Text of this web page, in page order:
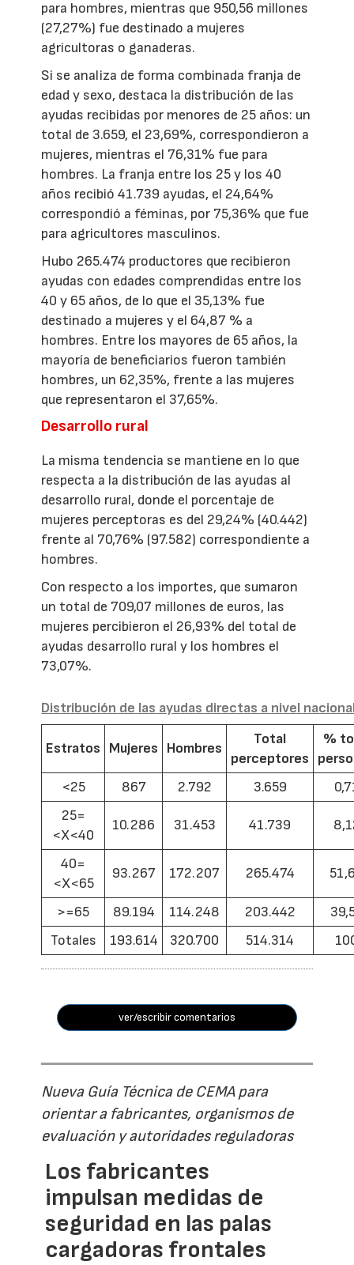
para hombres, mientras que 950,56 millones
(27,27%) fue destinado a mujeres
agricultoras o ganaderas.
Si se analiza de forma combinada franja de
edad y sexo, destaca la distribución de las
ayudas recibidas por menores de 25 años: un
total de 3.659, el 23,69%, correspondieron a
mujeres, mientras el 76,31% fue para
hombres. La franja entre los 25 y los 40
años recibió 41.739 ayudas, el 24,64%
correspondió a féminas, por 75,36% que fue
para agricultores masculinos.
Hubo 265.474 productores que recibieron
ayudas con edades comprendidas entre los
40 y 65 años, de lo que el 35,13% fue
destinado a mujeres y el 64,87 % a
hombres. Entre los mayores de 65 años, la
mayoría de beneficiarios fueron también
hombres, un 62,35%, frente a las mujeres
que representaron el 37,65%.
Desarrollo rural
La misma tendencia se mantiene en lo que
respecta a la distribución de las ayudas al
desarrollo rural, donde el porcentaje de
mujeres perceptoras es del 29,24% (40.442)
frente al 70,76% (97.582) correspondiente a
hombres.
Con respecto a los importes, que sumaron
un total de 709,07 millones de euros, las
mujeres percibieron el 26,93% del total de
ayudas desarrollo rural y los hombres el
73,07%.
Distribución de las ayudas directas a nivel
Estratos Mujeres Hombres
Total
perceptores
%
<25
867 2.792 3.659
25=
<X<40
10.286 31.453 41.739
40=
<X<65
93.267 172.207 265.474
>=65 89.194 114.248 203.442
Totales
193.614 320.700 514.314
ver/escribir comentarios
Nueva Guía Técnica de CEMA para
orientar a fabricantes, organismos de
evaluación y autoridades reguladoras
Los fabricantes
impulsan medidas de
seguridad en las palas
cargadoras frontales